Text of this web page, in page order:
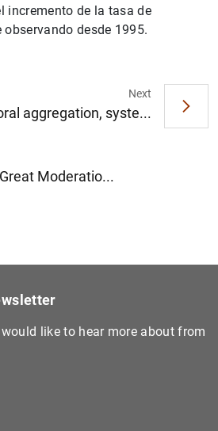
incremento de la tasa de
desde 1995.
Moderatio...
Next
aggregation, syste...
1
like to hear more about from